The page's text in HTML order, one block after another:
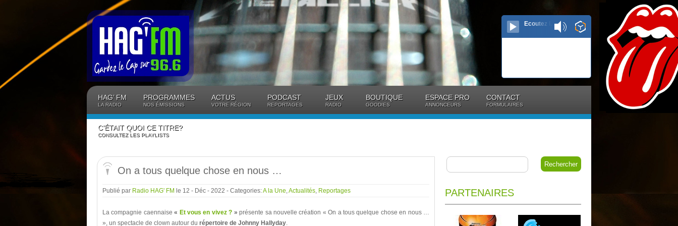
Ecoutez le direct...
HAG’ FM
LA RADIO
PROGRAMMES
NOS ÉMISSIONS
ACTUS
VOTRE RÉGION
PODCAST
REPORTAGES
JEUX
RADIO
BOUTIQUE
GOODIES
ESPACE PRO
ANNONCEURS
CONTACT
FORMULAIRES
C’ÉTAIT QUOI CE TITRE?
CONSULTEZ LES PLAYLISTS
On a tous quelque chose en nous …
Publié par Radio HAG' FM le 12 - Déc - 2022 - Categories:A la Une,Actualités, Reportages
La compagnie caennaise« Et vous en vivez ? » présente sa nouvelle création « On a tous quelque chose en nous …
», un spectacle de clown autour du répertoire de Johnny Hallyday.
PARTENAIRES